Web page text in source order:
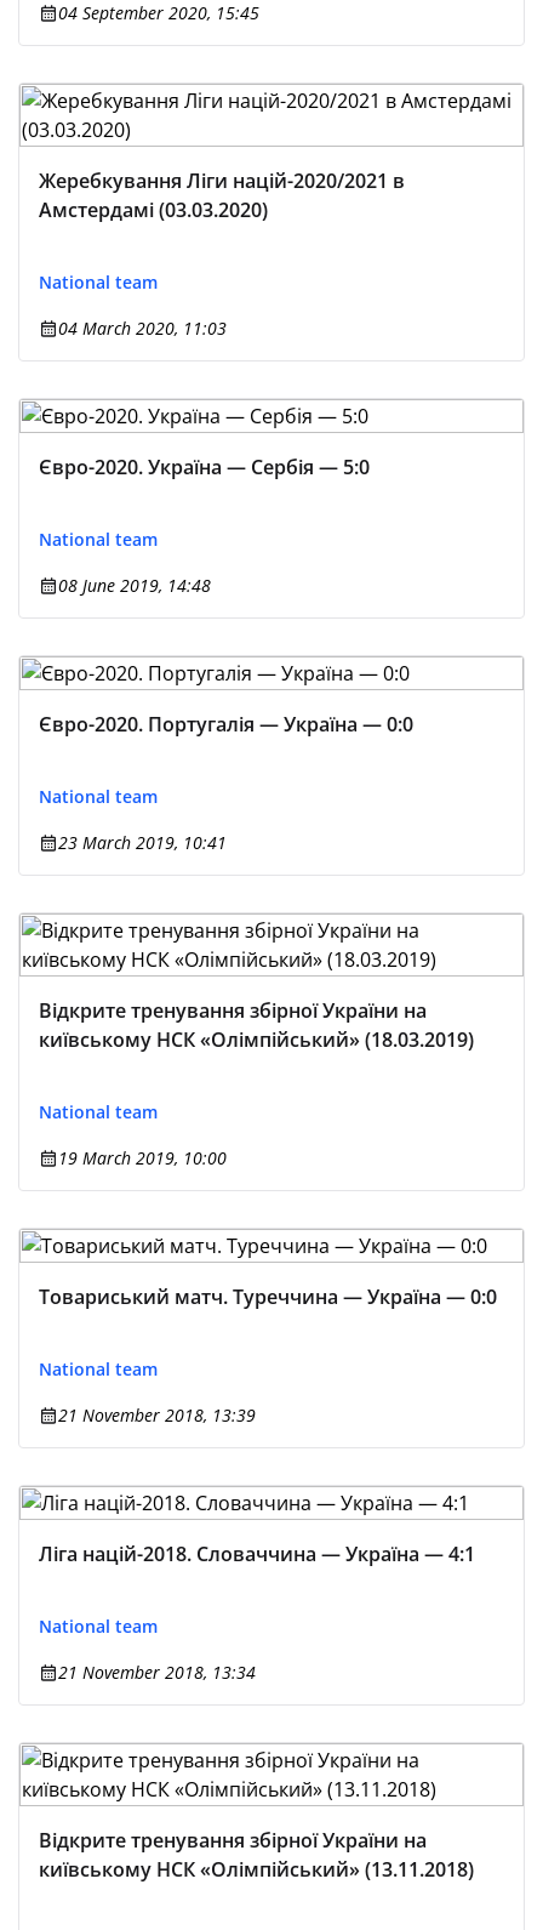
04 September 2020, 15:45
Жеребкування Ліги націй-2020/2021 в
Амстердамі (03.03.2020)
National team
04 March 2020, 11:03
Євро-2020. Україна — Сербія — 5:0
National team
08 June 2019, 14:48
Євро-2020. Португалія — Україна — 0:0
National team
23 March 2019, 10:41
Відкрите тренування збірної України на
київському НСК «Олімпійський» (18.03.2019)
National team
19 March 2019, 10:00
Товариський матч. Туреччина — Україна — 0:0
National team
21 November 2018, 13:39
Ліга націй-2018. Словаччина — Україна — 4:1
National team
21 November 2018, 13:34
Відкрите тренування збірної України на
київському НСК «Олімпійський» (13.11.2018)